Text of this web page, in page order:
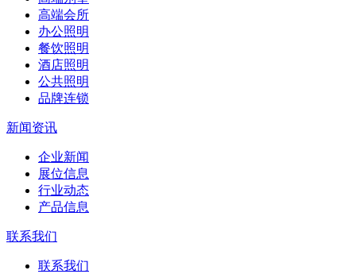
高端会所
办公照明
餐饮照明
酒店照明
公共照明
品牌连锁
新闻资讯
企业新闻
展位信息
行业动态
产品信息
联系我们
联系我们